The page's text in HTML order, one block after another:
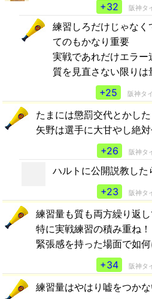
+32
阪神タ
練習しろだけじゃな
てのもかなり重要
実戦であれだけエラ
質を見直さない限り
+25
阪神タ
たまには懲罰交代とかし
矢野は選手に大甘やし絶
+26
阪神タ
ハルトに公開説教し
+23
阪神タ
練習量も質も両方繰り返し
特に実戦練習の積み重ね！
緊張感を持った場面で如
+34
阪神タ
練習量はやはり嘘をつかな